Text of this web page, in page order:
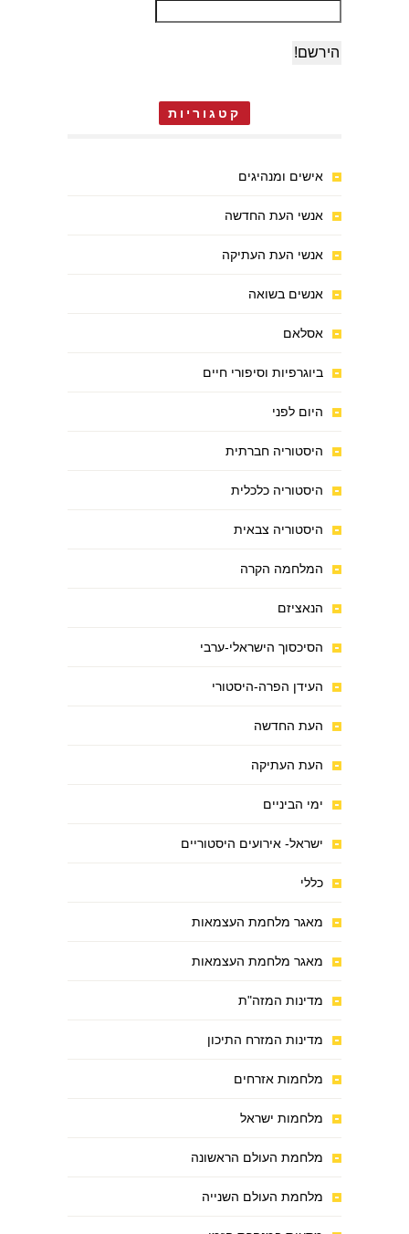
קטגוריות
אישים ומנהיגים
אנשי העת החדשה
אנשי העת העתיקה
אנשים בשואה
אסלאם
ביוגרפיות וסיפורי חיים
היום לפני
היסטוריה חברתית
היסטוריה כלכלית
היסטוריה צבאית
המלחמה הקרה
הנאציזם
הסיכסוך הישראלי-ערבי
העידן הפרה-היסטורי
העת החדשה
העת העתיקה
ימי הביניים
ישראל- אירועים היסטוריים
כללי
מאגר מלחמת העצמאות
מאגר מלחמת העצמאות
מדינות המזה"ת
מדינות המזרח התיכון
מלחמות אזרחים
מלחמות ישראל
מלחמת העולם הראשונה
מלחמת העולם השנייה